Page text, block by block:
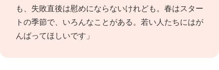
も、失敗直後は慰めにならないけれども。春はスター
トの季節で、いろんなことがある。若い人たちにはが
んばってほしいです」